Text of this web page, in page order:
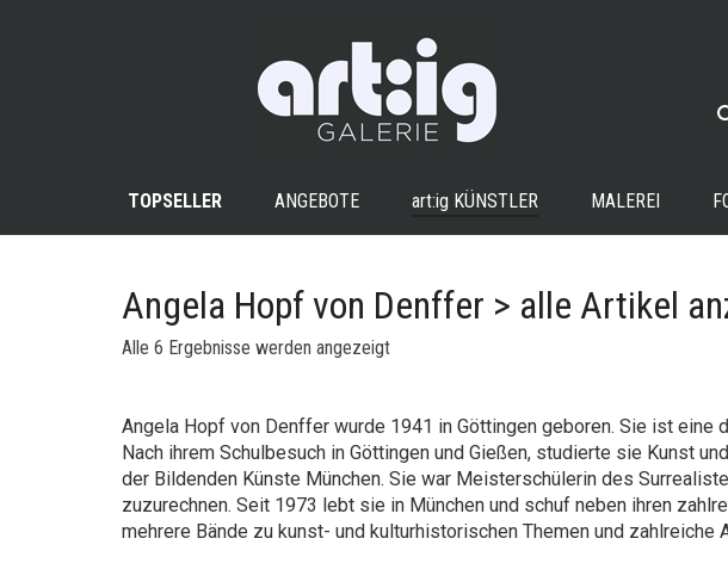
TOPSELLER ANGEBOTE art:ig KÜNSTLER MALEREI
Angela Hopf von Denffer > alle Artikel
Alle 6 Ergebnisse werden angezeigtNach
Angela Hopf von Denffer wurde 1941 in Göttingen geboren. Sie ist eine
Nach ihrem Schulbesuch in Göttingen und Gießen, studierte sie Kunst
der Bildenden Künste München. Sie war Meisterschülerin des
zuzurechnen. Seit 1973 lebt sie in München und schuf neben ihren
mehrere Bände zu kunst- und kulturhistorischen Themen und zahlreiche